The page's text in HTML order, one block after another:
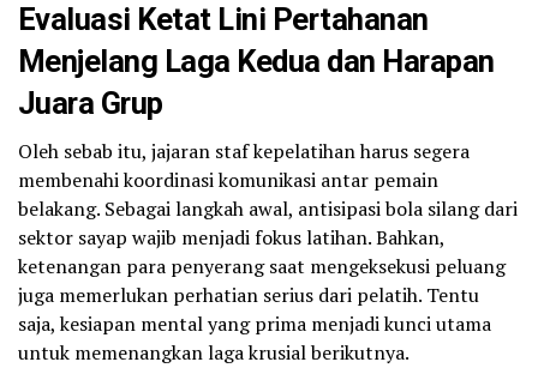
Evaluasi Ketat Lini Pertahanan
Menjelang Laga Kedua dan Harapan
Juara Grup
Oleh sebab itu, jajaran staf kepelatihan harus segera
membenahi koordinasi komunikasi antar pemain
belakang. Sebagai langkah awal, antisipasi bola silang dari
sektor sayap wajib menjadi fokus latihan. Bahkan,
ketenangan para penyerang saat mengeksekusi peluang
juga memerlukan perhatian serius dari pelatih. Tentu
saja, kesiapan mental yang prima menjadi kunci utama
untuk memenangkan laga krusial berikutnya.